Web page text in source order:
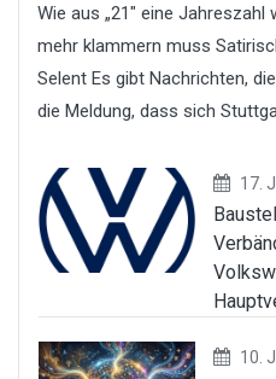
Wie aus „21″ eine Jahreszahl
mehr klammern muss
Selent Es gibt Nachrichten,
die Meldung, dass sich
17.
10.